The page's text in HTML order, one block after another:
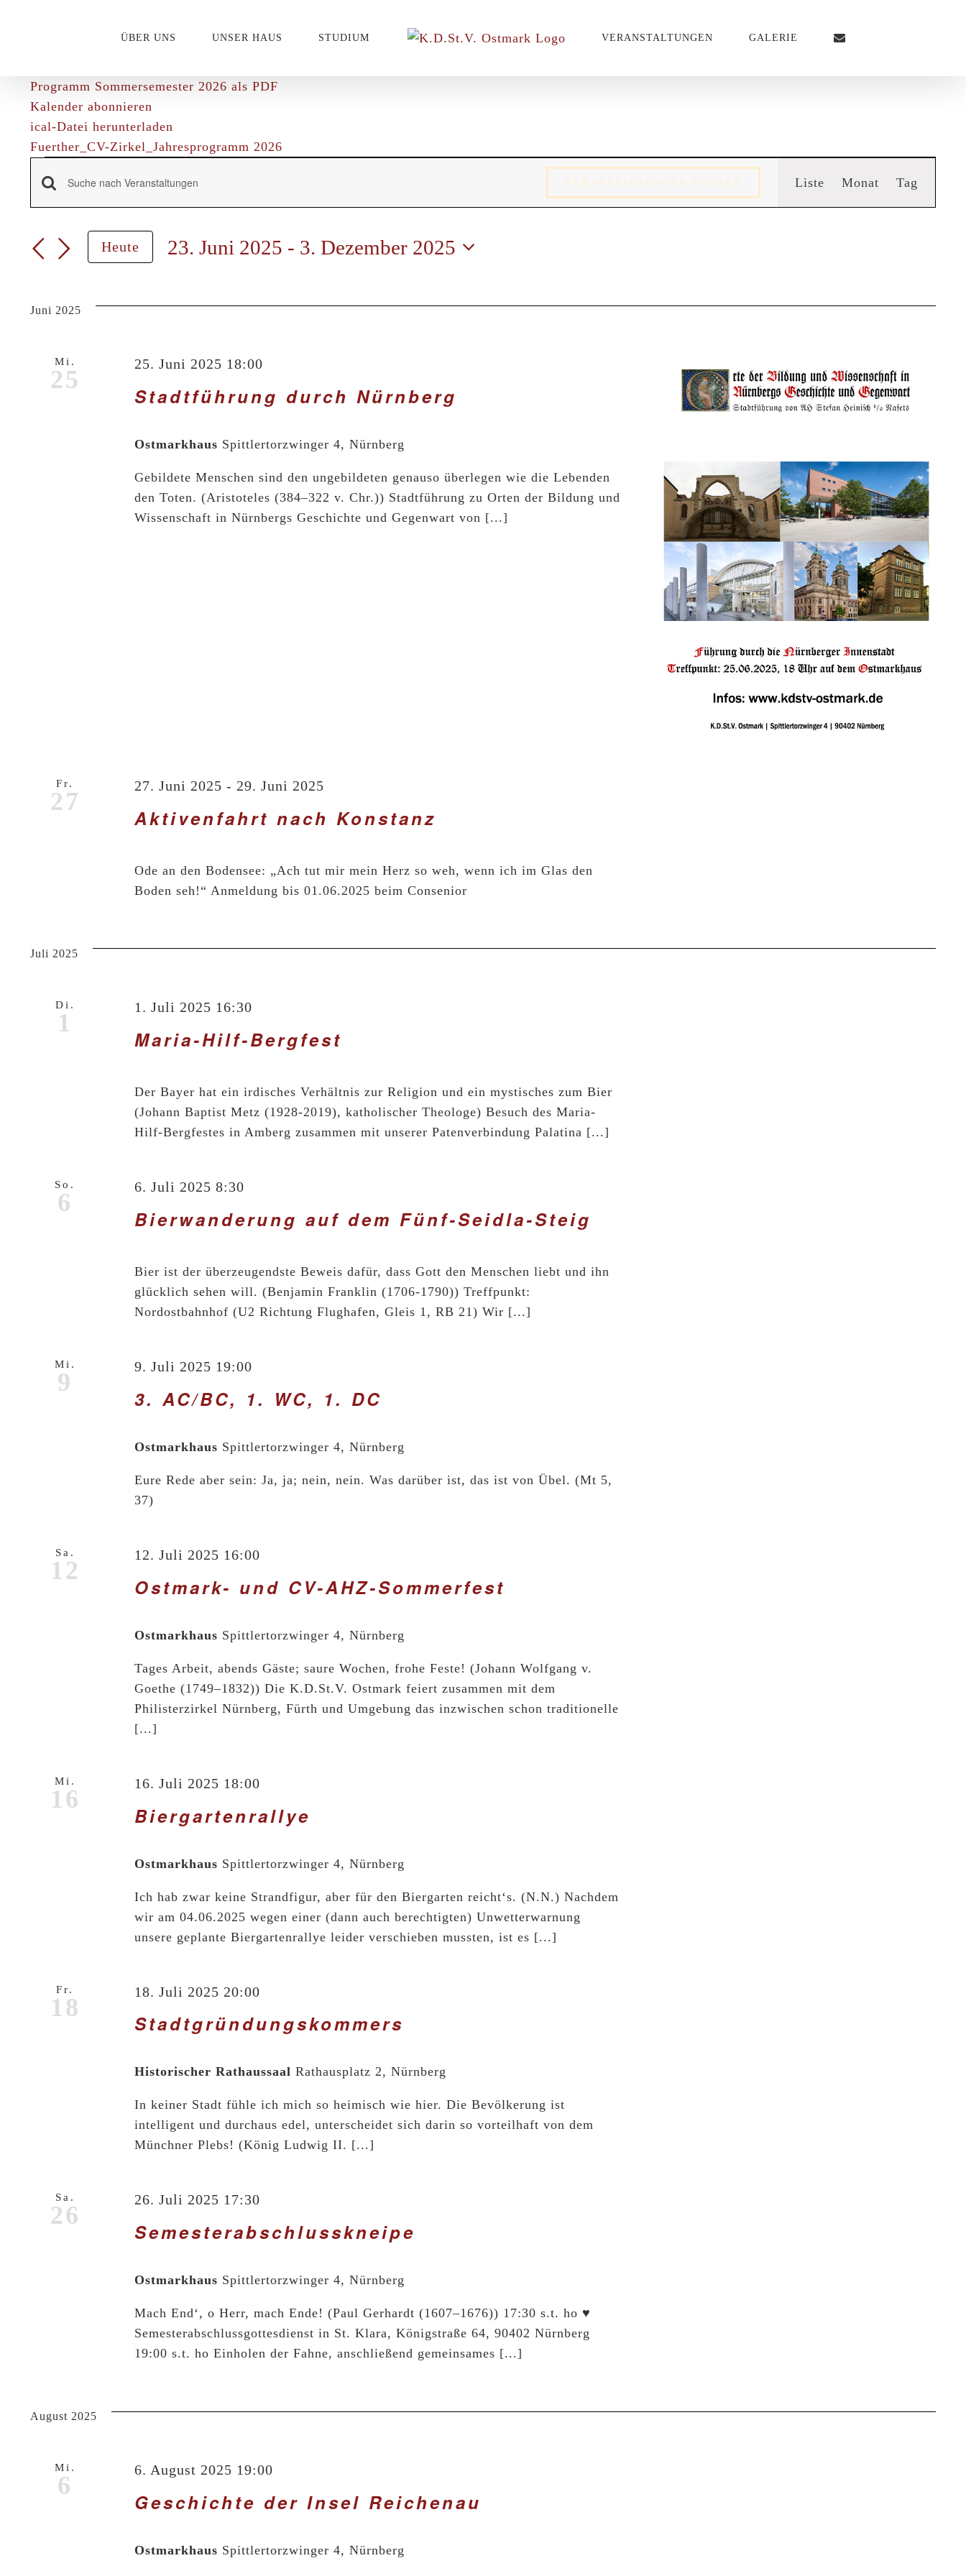
ÜBER UNS UNSER HAUS STUDIUM VERANSTALTUNGEN GALERIE
Programm Sommersemester 2026 als PDF
Kalender abonnieren
ical-Datei herunterladen
Fuerther_CV-Zirkel_Jahresprogramm 2026
Veranstaltungen
Veranstaltungen
Suche
und
Ansichten,
Bitte
Schlüsselwort
Suche
Schlüsselwort.
VERANSTALTUNGEN SUCHEN Liste Monat Tag
Heute 23. Juni 2025 - 3. Dezember 2025
Juni 2025
Mi.
25
Stadtführung durch Nürnberg
25. Juni 2025 18:00
Ostmarkhaus Spittlertorzwinger 4, Nürnberg
Gebildete Menschen sind den ungebildeten genauso überlegen wie die Lebenden
den Toten. (Aristoteles (384–322 v. Chr.)) Stadtführung zu Orten der Bildung und
Wissenschaft in Nürnbergs Geschichte und Gegenwart von [...]
Fr.
27
Aktivenfahrt nach Konstanz
27. Juni 2025 - 29. Juni 2025
Ode an den Bodensee: „Ach tut mir mein Herz so weh, wenn ich im Glas den
Boden seh!“ Anmeldung bis 01.06.2025 beim Consenior
Juli 2025
Di.
1
Maria-Hilf-Bergfest
1. Juli 2025 16:30
Der Bayer hat ein irdisches Verhältnis zur Religion und ein mystisches zum Bier
(Johann Baptist Metz (1928-2019), katholischer Theologe) Besuch des Maria-
Hilf-Bergfestes in Amberg zusammen mit unserer Patenverbindung Palatina [...]
So.
6
Bierwanderung auf dem Fünf-Seidla-Steig
6. Juli 2025 8:30
Bier ist der überzeugendste Beweis dafür, dass Gott den Menschen liebt und ihn
glücklich sehen will. (Benjamin Franklin (1706-1790)) Treffpunkt:
Nordostbahnhof (U2 Richtung Flughafen, Gleis 1, RB 21) Wir [...]
Mi.
9
3. AC/BC, 1. WC, 1. DC
9. Juli 2025 19:00
Ostmarkhaus Spittlertorzwinger 4, Nürnberg
Eure Rede aber sein: Ja, ja; nein, nein. Was darüber ist, das ist von Übel. (Mt 5,
37)
Sa.
12
Ostmark- und CV-AHZ-Sommerfest
12. Juli 2025 16:00
Ostmarkhaus Spittlertorzwinger 4, Nürnberg
Tages Arbeit, abends Gäste; saure Wochen, frohe Feste! (Johann Wolfgang v.
Goethe (1749–1832)) Die K.D.St.V. Ostmark feiert zusammen mit dem
Philisterzirkel Nürnberg, Fürth und Umgebung das inzwischen schon traditionelle
[...]
Mi.
16
Biergartenrallye
16. Juli 2025 18:00
Ostmarkhaus Spittlertorzwinger 4, Nürnberg
Ich hab zwar keine Strandfigur, aber für den Biergarten reicht‘s. (N.N.) Nachdem
wir am 04.06.2025 wegen einer (dann auch berechtigten) Unwetterwarnung
unsere geplante Biergartenrallye leider verschieben mussten, ist es [...]
Fr.
18
Stadtgründungskommers
18. Juli 2025 20:00
Historischer RathaussaalRathausplatz 2, Nürnberg
In keiner Stadt fühle ich mich so heimisch wie hier. Die Bevölkerung ist
intelligent und durchaus edel, unterscheidet sich darin so vorteilhaft von dem
Münchner Plebs! (König Ludwig II. [...]
Sa.
26
Semesterabschlusskneipe
26. Juli 2025 17:30
Ostmarkhaus Spittlertorzwinger 4, Nürnberg
Mach End‘, o Herr, mach Ende! (Paul Gerhardt (1607–1676)) 17:30 s.t. ho ♥
Semesterabschlussgottesdienst in St. Klara, Königstraße 64, 90402 Nürnberg
19:00 s.t. ho Einholen der Fahne, anschließend gemeinsames [...]
August 2025
Mi.
6
Geschichte der Insel Reichenau
6. August 2025 19:00
Ostmarkhaus Spittlertorzwinger 4, Nürnberg